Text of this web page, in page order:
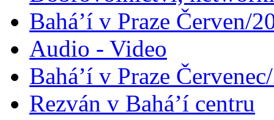
Bahá’í v Praze Červen/
Audio - Video
Bahá’í v Praze
Rezván v Bahá’í centru